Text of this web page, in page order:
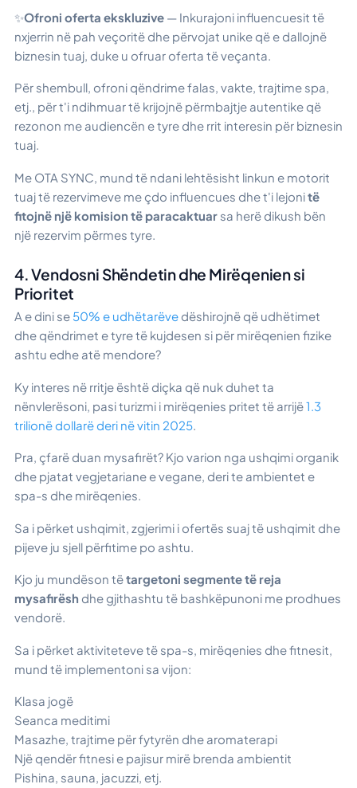
✨Ofroni oferta ekskluzive — Inkurajoni influencuesit të
nxjerrin në pah veçoritë dhe përvojat unike që e dallojnë
biznesin tuaj, duke u ofruar oferta të veçanta.
Për shembull, ofroni qëndrime falas, vakte, trajtime spa,
etj., për t'i ndihmuar të krijojnë përmbajtje autentike që
rezonon me audiencën e tyre dhe rrit interesin për biznesin
tuaj.
Me OTA SYNC, mund të ndani lehtësisht linkun e motorit
tuaj të rezervimeve me çdo influencues dhe t'i lejonitë
fitojnë një komision të paracaktuar sa herë dikush bën
një rezervim përmes tyre.
4. Vendosni Shëndetin dhe Mirëqenien si
Prioritet
A e dini se 50% e udhëtarëve dëshirojnë që udhëtimet
dhe qëndrimet e tyre të kujdesen si për mirëqenien fizike
ashtu edhe atë mendore?
Ky interes në rritje është diçka që nuk duhet ta
nënvlerësoni, pasi turizmi i mirëqenies pritet të arrijë1.3
trilionë dollarë deri në vitin 2025.
Pra, çfarë duan mysafirët? Kjo varion nga ushqimi organik
dhe pjatat vegjetariane e vegane, deri te ambientet e
spa-s dhe mirëqenies.
Sa i përket ushqimit, zgjerimi i ofertës suaj të ushqimit dhe
pijeve ju sjell përfitime po ashtu.
Kjo ju mundëson tëtargetoni segmente të reja
mysafirësh dhe gjithashtu të bashkëpunoni me prodhues
vendorë.
Sa i përket aktiviteteve të spa-s, mirëqenies dhe fitnesit,
mund të implementoni sa vijon:
Klasa jogë
Seanca meditimi
Masazhe, trajtime për fytyrën dhe aromaterapi
Një qendër fitnesi e pajisur mirë brenda ambientit
Pishina, sauna, jacuzzi, etj.